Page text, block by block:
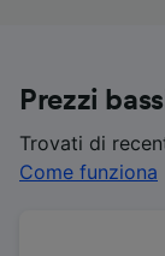
Prezzi
Trovati di
Come funziona